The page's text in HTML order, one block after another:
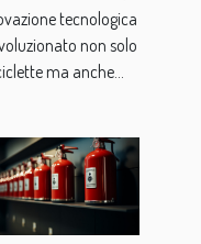
impattotecnologica
non solo
ma anche...